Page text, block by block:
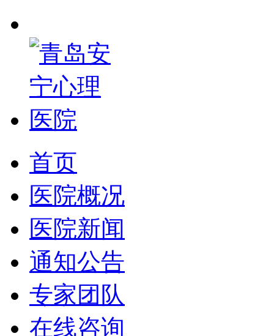
首页
医院概况
医院新闻
通知公告
专家团队
在线咨询